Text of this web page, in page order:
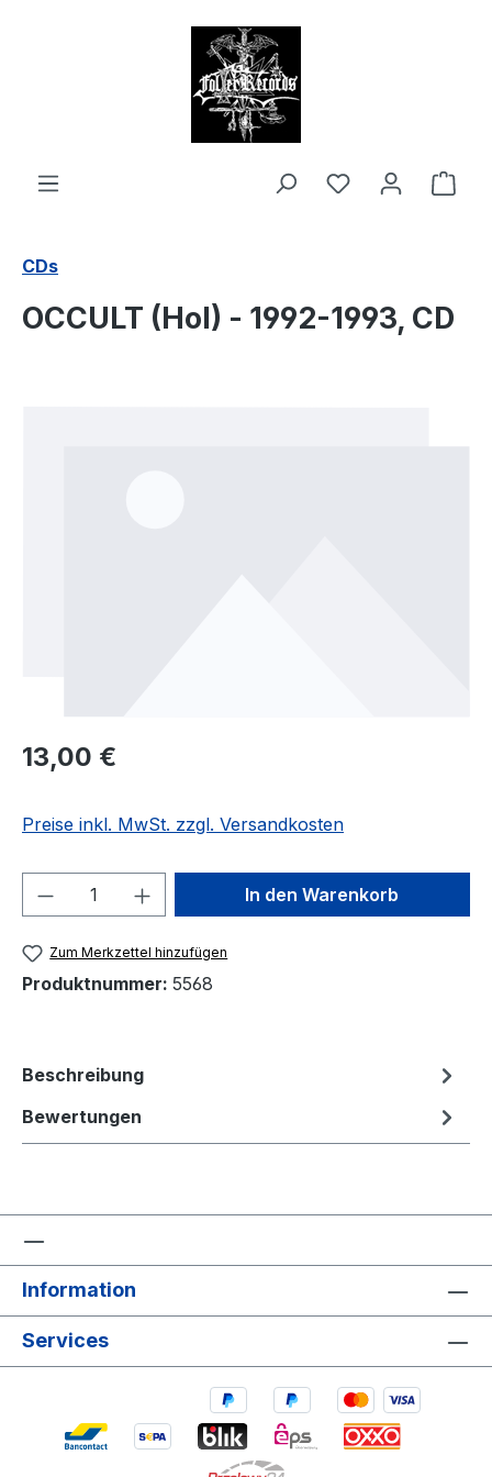
CDs
OCCULT (Hol) - 1992-1993, CD
Regulärer Preis:
13,00 €
Preise inkl. MwSt. zzgl. Versandkosten
Produkt Anzahl: Gib denIn den Warenkorb
Zum Merkzettel hinzufügen
Produktnummer: 5568
Beschreibung
Bewertungen
Information
Services